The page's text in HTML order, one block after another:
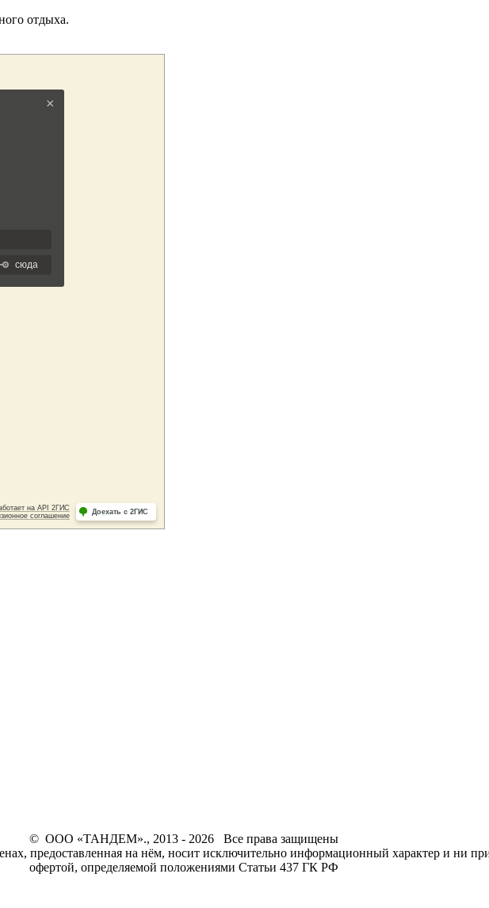
отдыха.
© ООО «ТАНДЕМ»., 2013 - 2026 Все права защищены
предоставленная на нём, носит исключительно информационный характер и ни
офертой, определяемой положениями Статьи 437 ГК РФ